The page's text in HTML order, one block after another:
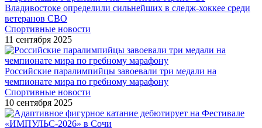
Владивостоке определили сильнейших в следж-хоккее среди
ветеранов СВО
Спортивные новости
11 сентября 2025
Российские паралимпийцы завоевали три медали на
чемпионате мира по гребному марафону
Спортивные новости
10 сентября 2025